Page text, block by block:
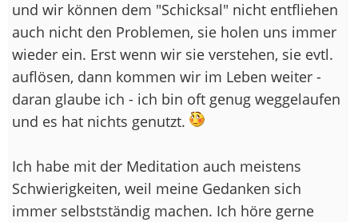
und wir können dem "Schicksal" nicht entfliehen
auch nicht den Problemen, sie holen uns immer
wieder ein. Erst wenn wir sie verstehen, sie evtl.
auflösen, dann kommen wir im Leben weiter -
daran glaube ich - ich bin oft genug weggelaufen
und es hat nichts genutzt.
Ich habe mit der Meditation auch meistens
Schwierigkeiten, weil meine Gedanken sich
immer selbstständig machen. Ich höre gerne